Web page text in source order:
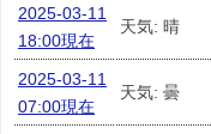
2025-03-11
18:00現在
天気: 晴
2025-03-11
07:00現在
天気: 曇